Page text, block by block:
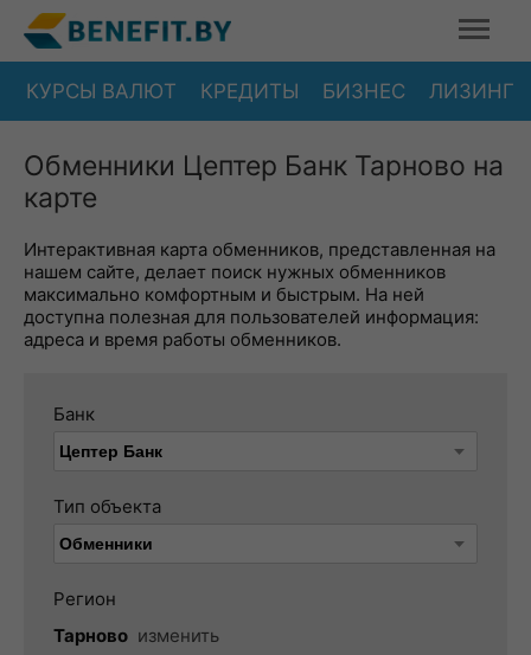
КУРСЫ ВАЛЮТ КРЕДИТЫ БИЗНЕС ЛИЗИНГ
Обменники Цептер Банк Тарново на
карте
Интерактивная карта обменников, представленная на
нашем сайте, делает поиск нужных обменников
максимально комфортным и быстрым. На ней
доступна полезная для пользователей информация:
адреса и время работы обменников.
Банк
Тип объекта
Регион
Тарново изменить